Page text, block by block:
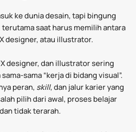
ke dunia desain, tapi bingung
terutama saat harus memilih antara
designer, atau illustrator.
designer, dan illustrator sering
sama “kerja di bidang visual”.
peran, skill, dan jalur karier yang
pilih dari awal, proses belajar
tidak terarah.